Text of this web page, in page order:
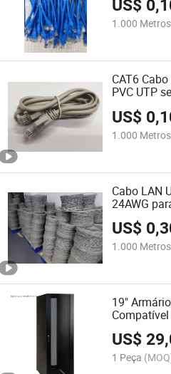
US$
1.000 Metros
CAT6
PVC UTP
US$
1.000 Metros
Cabo LAN
24AWG
US$
1.000 Metros
19"
de
US$
1 Peça